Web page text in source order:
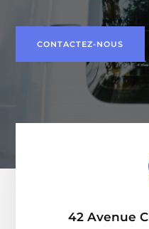
CONTACTEZ-NOUS
42 Avenue